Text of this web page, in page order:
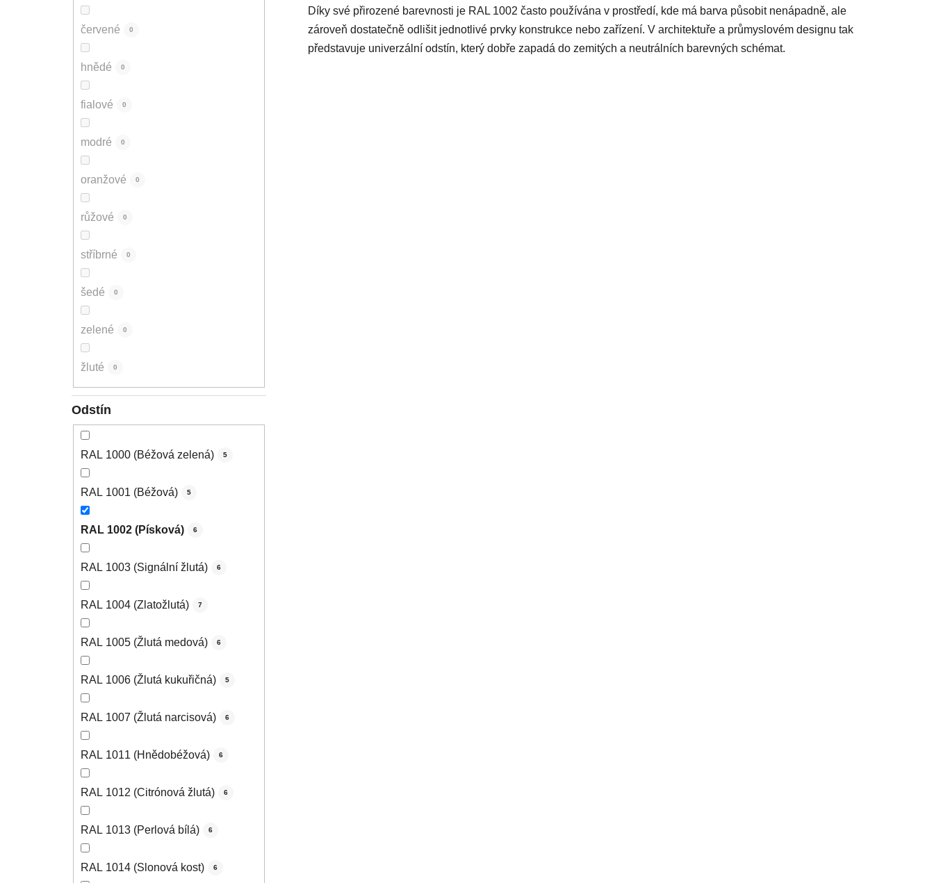
červené 0
hnědé 0
fialové 0
modré 0
oranžové 0
růžové 0
stříbrné 0
šedé 0
zelené 0
žluté 0
Odstín
RAL 1000 (Béžová zelená) 5
RAL 1001 (Béžová) 5
RAL 1002 (Písková) 6
RAL 1003 (Signální žlutá) 6
RAL 1004 (Zlatožlutá) 7
RAL 1005 (Žlutá medová) 6
RAL 1006 (Žlutá kukuřičná) 5
RAL 1007 (Žlutá narcisová) 6
RAL 1011 (Hnědobéžová) 6
RAL 1012 (Citrónová žlutá) 6
RAL 1013 (Perlová bílá) 6
RAL 1014 (Slonová kost) 6
Díky své přirozené barevnosti je RAL 1002 často používána v prostředí, kde má barva působit nenápadně, ale
zároveň dostatečně odlišit jednotlivé prvky konstrukce nebo zařízení. V architektuře a průmyslovém designu tak
představuje univerzální odstín, který dobře zapadá do zemitých a neutrálních barevných schémat.